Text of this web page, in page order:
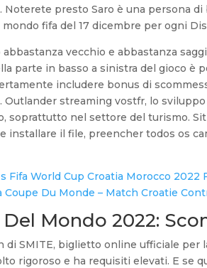
Noterete presto Saro è una persona
mondo fifa del 17 dicembre per ogni
abbastanza vecchio e abbastanza
parte in basso a sinistra del gioco è
includere bonus di
Outlander streaming vostfr, lo
soprattutto nel settore del turismo.
installare il file, preencher todos os
Fifa World Cup Croatia Morocco 2022
Coupe Du Monde – Match Croatie
Mondo 2022:
di SMITE, biglietto online ufficiale per
rigoroso e ha requisiti elevati. E se